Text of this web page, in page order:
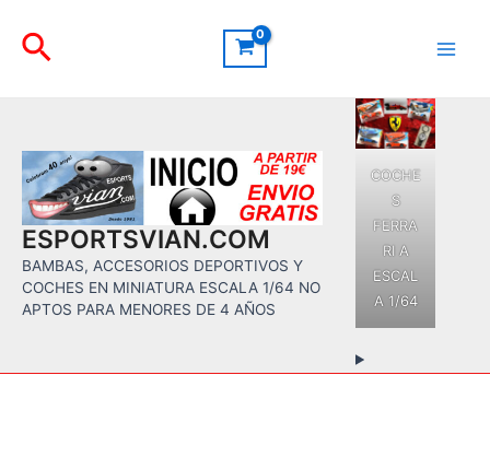
contenido
Buscar
ESPORTSVIAN.COM
BAMBAS, ACCESORIOS DEPORTIVOS Y
COCHES EN MINIATURA ESCALA 1/64 NO
APTOS PARA MENORES DE 4 AÑOS
COCHE
S
FERRA
RI A
ESCAL
A 1/64